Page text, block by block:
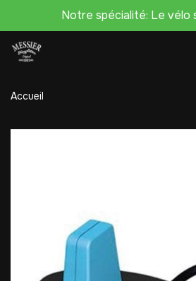
Notre spécialité: Le vélo
Accueil